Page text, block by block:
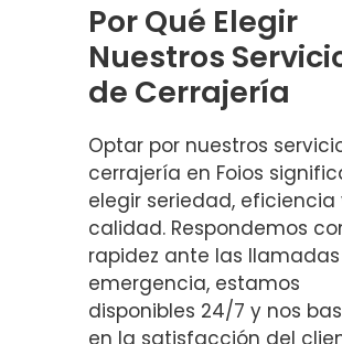
Por Qué Elegir
Nuestros
de Cerrajería
Optar por nuestros
cerrajería en Foios
elegir seriedad, eficiencia
calidad. Respondemos
rapidez ante las
emergencia, estamos
disponibles 24/7 y nos